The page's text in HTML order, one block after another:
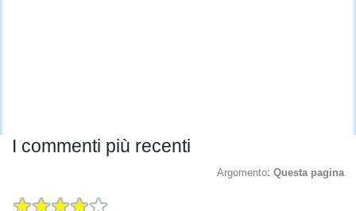
I commenti più recenti
Argomento: Questa pagina